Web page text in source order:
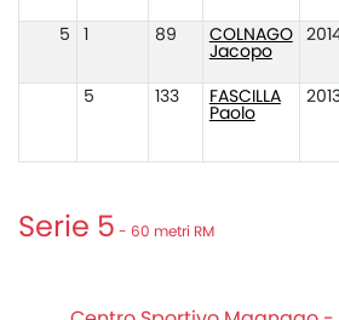
5
89
COLNAGO
Jacopo
5
133
FASCILLA
Paolo
Serie 5 - 60 metri RM